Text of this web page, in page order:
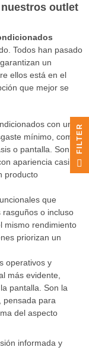
outlet
Todos han pasado
un
ellos está en el
que mejor se
con un
mínimo, como
o pantalla. Son
apariencia casi
producto
que
o incluso
mismo rendimiento
priorizan un
operativos y
más evidente,
pantalla. Son la
pensada para
del aspecto
informada y
R